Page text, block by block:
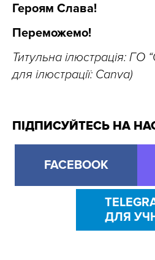
Героям Слава!
Переможемо!
Титульна ілюстрація: ГО
для ілюстрації: Canva)
ПІДПИСУЙТЕСЬ НА
FACEBOOK
ДЛЯ